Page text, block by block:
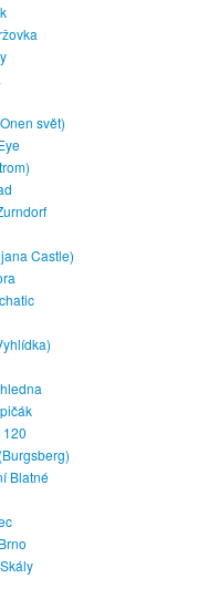
svět)
Castle)
120
Blatné